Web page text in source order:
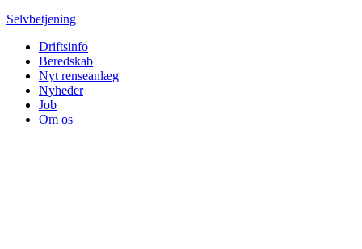
Selvbetjening
Driftsinfo
Beredskab
Nyt renseanlæg
Nyheder
Job
Om os